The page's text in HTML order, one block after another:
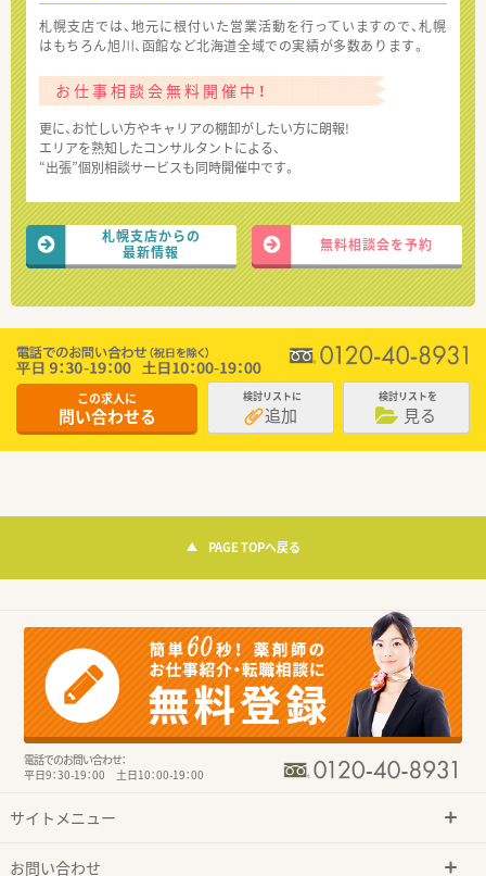
札幌支店では、地元に根付いた営業活動を行っていますので、札幌
はもちろん旭川、函館など北海道全域での実績が多数あります。
お仕事相談会無料開催中！
更に、お忙しい方やキャリアの棚卸がしたい方に朗報!
エリアを熟知したコンサルタントによる、
“出張”個別相談サービスも同時開催中です。
札幌支店からの
最新情報
無料相談会を予約
この求人に
問い合わせる
検討リストに
追加
検討リストを
見る
PAGE TOPへ戻る
電話でのお問い合わせ：
平日9：30-19：00 土日10：00-19：00
サイトメニュー
お問い合わせ